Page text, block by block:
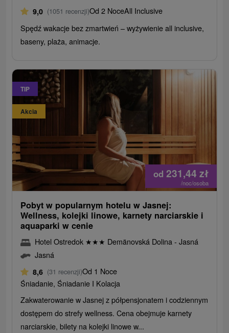
9,0 (1051 recenzji)Od 2 NoceAll Inclusive
Spędź wakacje bez zmartwień – wyżywienie all inclusive,
baseny, plaża, animacje.
TIP
Akcia
od 231,44 zł
/noc/osoba
Pobyt w popularnym hotelu w Jasnej:
Wellness, kolejki linowe, karnety narciarskie i
aquaparki w cenie
Hotel Ostredok ★★★ Demänovská Dolina - Jasná
Jasná
8,6 (31 recenzji)Od 1 Noce
Śniadanie, Śniadanie I Kolacja
Zakwaterowanie w Jasnej z półpensjonatem i codziennym
dostępem do strefy wellness. Cena obejmuje karnety
narciarskie, bilety na kolejki linowe w...